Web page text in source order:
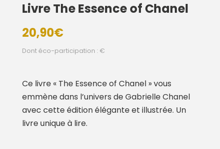
Livre The Essence of Chanel
20,90€
Dont éco-participation : €
Ce livre « The Essence of Chanel » vous
emmène dans l’univers de Gabrielle Chanel
avec cette édition élégante et illustrée. Un
livre unique à lire.